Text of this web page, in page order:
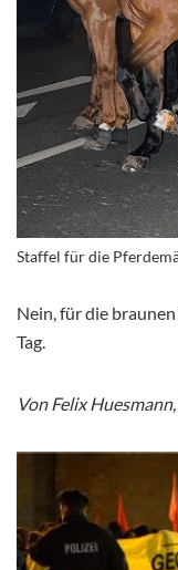
Staffel für die
Nein, für die
Tag.
Von Felix